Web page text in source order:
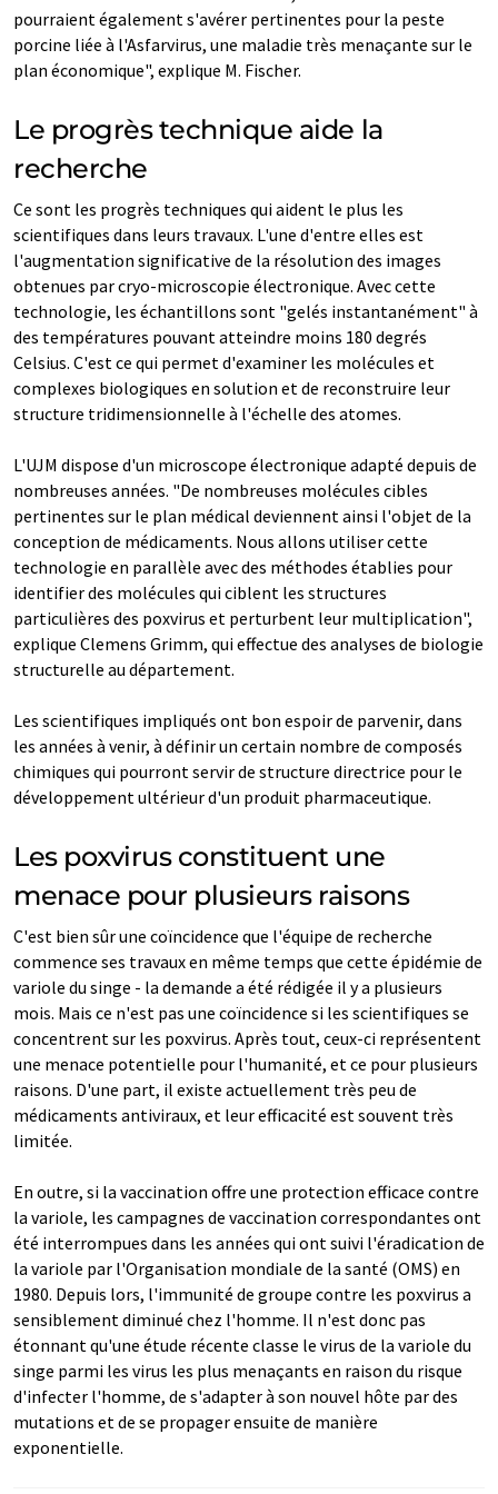
pourraient également s'avérer pertinentes pour la peste
porcine liée à l'Asfarvirus, une maladie très menaçante sur le
plan économique", explique M. Fischer.
Le progrès technique aide la
recherche
Ce sont les progrès techniques qui aident le plus les
scientifiques dans leurs travaux. L'une d'entre elles est
l'augmentation significative de la résolution des images
obtenues par cryo-microscopie électronique. Avec cette
technologie, les échantillons sont "gelés instantanément" à
des températures pouvant atteindre moins 180 degrés
Celsius. C'est ce qui permet d'examiner les molécules et
complexes biologiques en solution et de reconstruire leur
structure tridimensionnelle à l'échelle des atomes.
L'UJM dispose d'un microscope électronique adapté depuis de
nombreuses années. "De nombreuses molécules cibles
pertinentes sur le plan médical deviennent ainsi l'objet de la
conception de médicaments. Nous allons utiliser cette
technologie en parallèle avec des méthodes établies pour
identifier des molécules qui ciblent les structures
particulières des poxvirus et perturbent leur multiplication",
explique Clemens Grimm, qui effectue des analyses de biologie
structurelle au département.
Les scientifiques impliqués ont bon espoir de parvenir, dans
les années à venir, à définir un certain nombre de composés
chimiques qui pourront servir de structure directrice pour le
développement ultérieur d'un produit pharmaceutique.
Les poxvirus constituent une
menace pour plusieurs raisons
C'est bien sûr une coïncidence que l'équipe de recherche
commence ses travaux en même temps que cette épidémie de
variole du singe - la demande a été rédigée il y a plusieurs
mois. Mais ce n'est pas une coïncidence si les scientifiques se
concentrent sur les poxvirus. Après tout, ceux-ci représentent
une menace potentielle pour l'humanité, et ce pour plusieurs
raisons. D'une part, il existe actuellement très peu de
médicaments antiviraux, et leur efficacité est souvent très
limitée.
En outre, si la vaccination offre une protection efficace contre
la variole, les campagnes de vaccination correspondantes ont
été interrompues dans les années qui ont suivi l'éradication de
la variole par l'Organisation mondiale de la santé (OMS) en
1980. Depuis lors, l'immunité de groupe contre les poxvirus a
sensiblement diminué chez l'homme. Il n'est donc pas
étonnant qu'une étude récente classe le virus de la variole du
singe parmi les virus les plus menaçants en raison du risque
d'infecter l'homme, de s'adapter à son nouvel hôte par des
mutations et de se propager ensuite de manière
exponentielle.